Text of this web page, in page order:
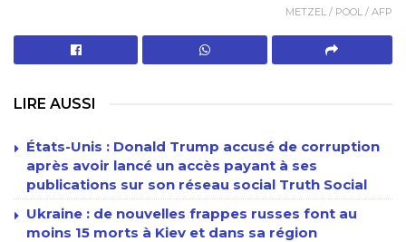
METZEL / POOL / AFP
LIRE AUSSI
États-Unis : Donald Trump accusé de corruption
après avoir lancé un accès payant à ses
publications sur son réseau social Truth Social
Ukraine : de nouvelles frappes russes font au
moins 15 morts à Kiev et dans sa région